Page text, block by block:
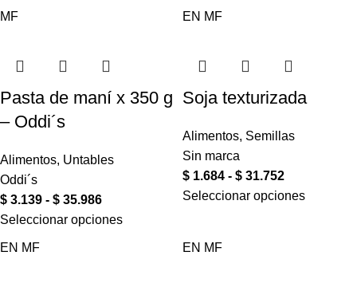
MF
Pasta de maní x 350 g
– Oddi´s
Alimentos, Untables
Oddi´s
$ 3.139 - $ 35.986
Seleccionar opciones
EN MF
Soja texturizada
Alimentos, Semillas
Sin marca
$ 1.684 - $ 31.752
Seleccionar opciones
EN MF EN MF